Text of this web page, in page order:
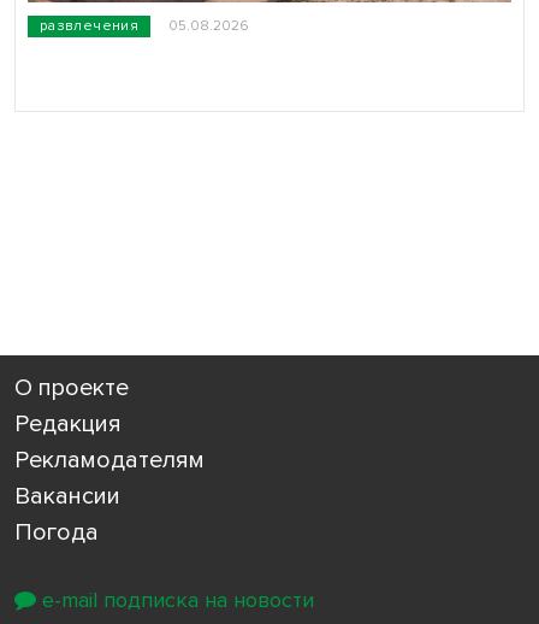
развлечения 05.08.2026
О проекте
Редакция
Рекламодателям
Вакансии
Погода
e-mail подписка на новости